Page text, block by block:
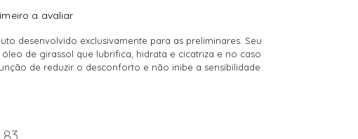
a avaliar
desenvolvido exclusivamente para as preliminares. Seu
de girassol que lubrifica, hidrata e cicatriza e no caso
de reduzir o desconforto e não inibe a sensibilidade